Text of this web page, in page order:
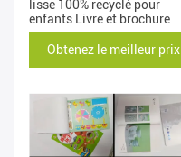
lisse 100% recyclé pour
enfants Livre et brochure
Obtenez le meilleur prix